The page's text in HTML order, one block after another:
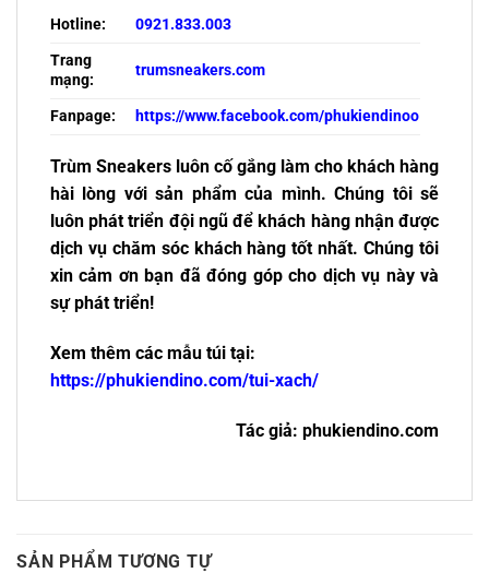
Hotline:
0921.833.003
Trang
mạng:
trumsneakers.com
Fanpage: https://www.facebook.com/phukiendinoo
Trùm Sneakers luôn cố gắng làm cho khách hàng
hài lòng với sản phẩm của mình. Chúng tôi sẽ
luôn phát triển đội ngũ để khách hàng nhận được
dịch vụ chăm sóc khách hàng tốt nhất. Chúng tôi
xin cảm ơn bạn đã đóng góp cho dịch vụ này và
sự phát triển!
Xem thêm các mẫu túi tại:
https://phukiendino.com/tui-xach/
Tác giả: phukiendino.com
SẢN PHẨM TƯƠNG TỰ